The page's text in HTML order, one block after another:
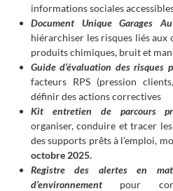
informations sociales
Document Unique Garages
hiérarchiser les risques liés aux
produits chimiques, bruit et
Guide d’évaluation des risques
facteurs RPS (pression
définir des actions correctives
Kit entretien de parcours
organiser, conduire et tracer
des supports prêts à l’emploi,
octobre 2025.
Registre des alertes en
d’environnement pour